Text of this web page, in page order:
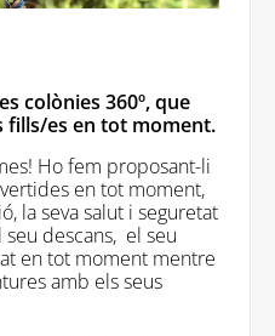
colònies 360º, que
fills/es en tot moment.
Ho fem proposant-li
en tot moment,
la seva salut i seguretat
seu descans, el seu
en tot moment mentre
amb els seus